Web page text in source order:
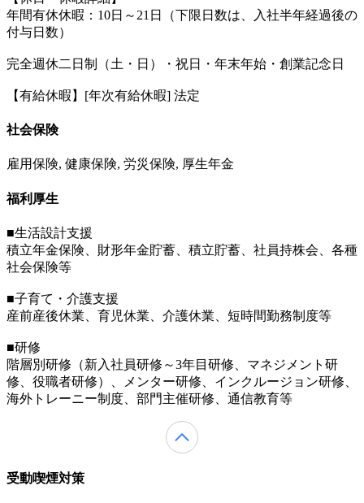
年間有休休暇：10日～21日（下限日数は、入社半年経過後の
付与日数）
完全週休二日制（土・日）・祝日・年末年始・創業記念日
【有給休暇】[年次有給休暇] 法定
社会保険
雇用保険, 健康保険, 労災保険, 厚生年金
福利厚生
■生活設計支援
積立年金保険、財形年金貯蓄、積立貯蓄、社員持株会、各種
社会保険等
■子育て・介護支援
産前産後休業、育児休業、介護休業、短時間勤務制度等
■研修
階層別研修（新入社員研修～3年目研修、マネジメント研
修、役職者研修）、メンター研修、インクルージョン研修、
海外トレーニー制度、部門主催研修、通信教育等
受動喫煙対策